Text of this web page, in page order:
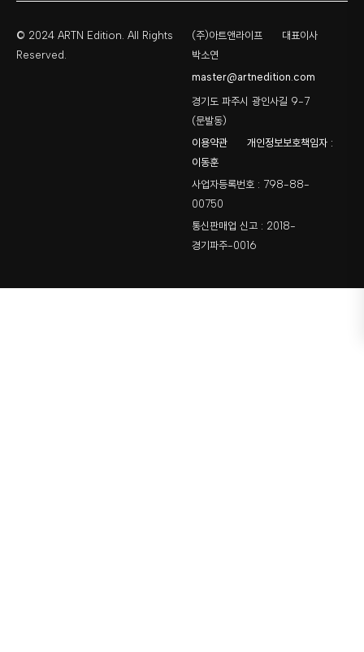
© 2024 ARTN Edition. All Rights
Reserved.
(주)아트앤라이프
대표이사
박소연
master@artnedition.com
경기도 파주시 광인사길 9-7
(문발동)
이용약관
개인정보보호책임자 :
이동훈
사업자등록번호 : 798-88-
00750
통신판매업 신고 : 2018-
경기파주-0016